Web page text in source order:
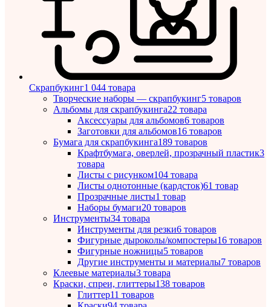
Скрапбукинг1 044 товара
Творческие наборы — скрапбукинг5 товаров
Альбомы для скрапбукинга22 товара
Аксессуары для альбомов6 товаров
Заготовки для альбомов16 товаров
Бумага для скрапбукинга189 товаров
Крафтбумага, оверлей, прозрачный пластик3
товара
Листы c рисунком104 товара
Листы однотонные (кардсток)61 товар
Прозрачные листы1 товар
Наборы бумаги20 товаров
Инструменты34 товара
Инструменты для резки6 товаров
Фигурные дыроколы/компостеры16 товаров
Фигурные ножницы5 товаров
Другие инструменты и материалы7 товаров
Клеевые материалы3 товара
Краски, спреи, глиттеры138 товаров
Глиттер11 товаров